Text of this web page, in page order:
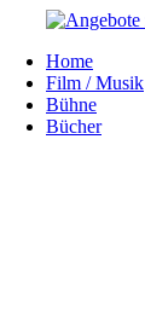
Home
Film / Musik
Bühne
Bücher